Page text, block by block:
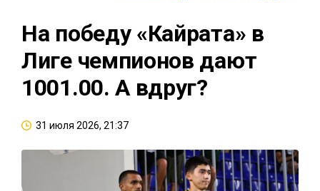
На победу «Кайрата» в
Лиге чемпионов дают
1001.00. А вдруг?
31 июля 2026, 21:37